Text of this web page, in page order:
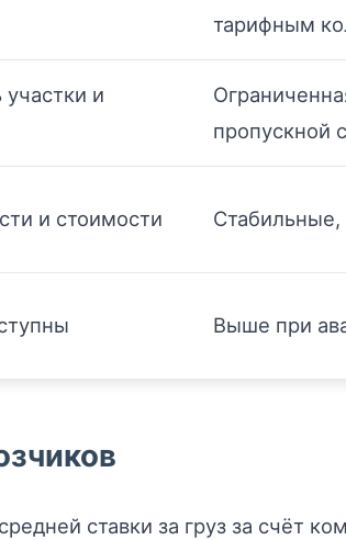
тарифным
и
пропускной
и стоимости
Выше при
ставки за груз за счёт